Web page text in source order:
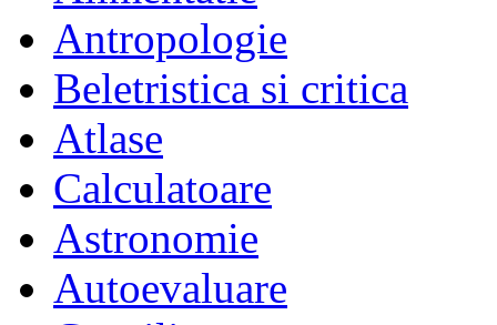
Antropologie
Beletristica si critica
Atlase
Calculatoare
Astronomie
Autoevaluare